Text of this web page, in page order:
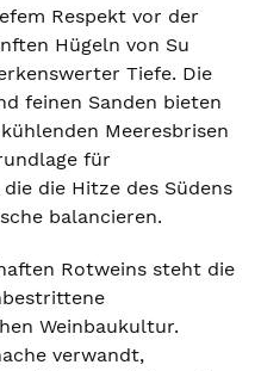
Respekt vor der
Hügeln von Su
Tiefe. Die
feinen Sanden bieten
Meeresbrisen
für
die Hitze des Südens
balancieren.
Rotweins steht die
Weinbaukultur.
verwandt,